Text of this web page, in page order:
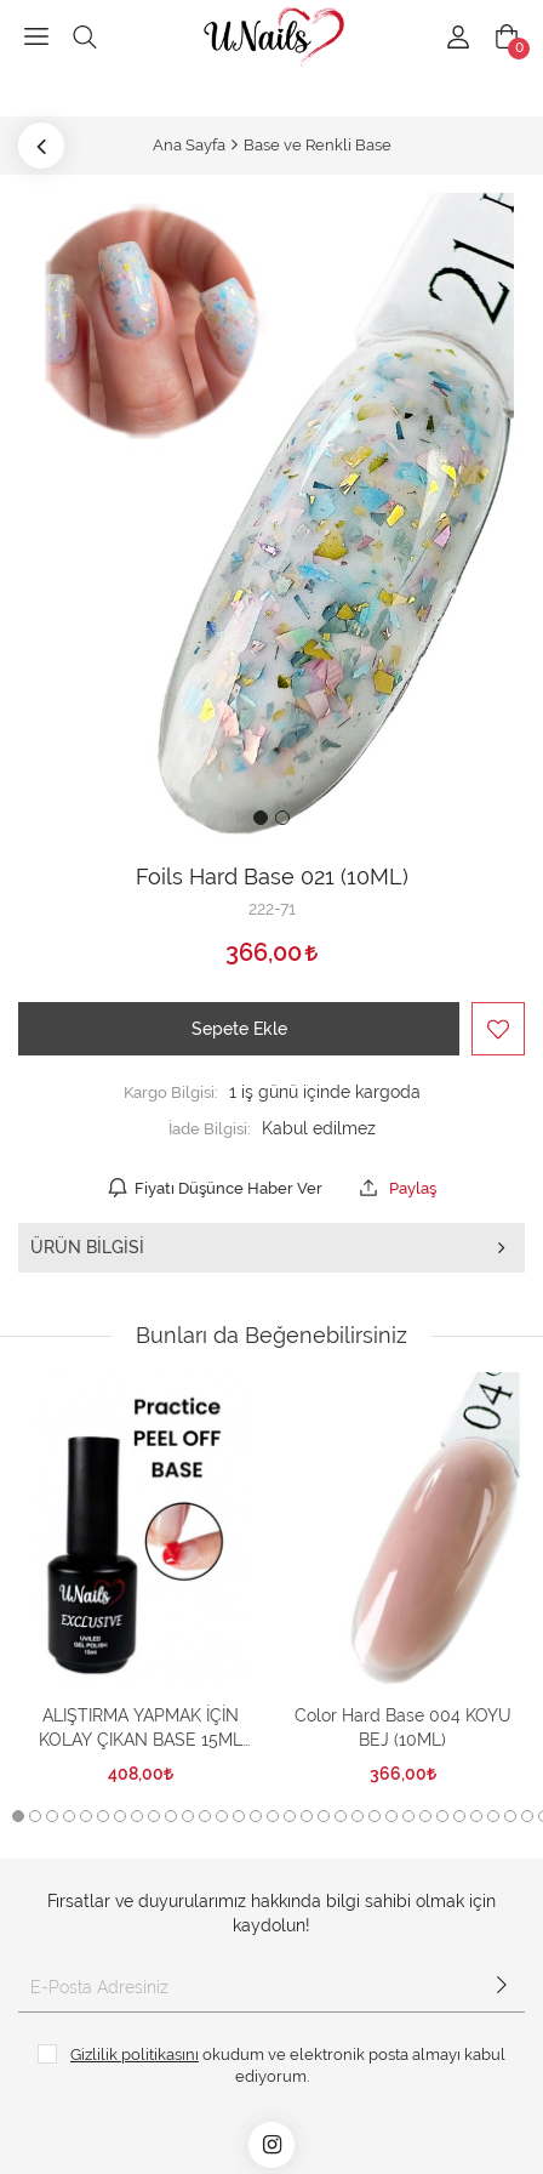
0
Ana Sayfa Base ve Renkli Base
Foils Hard Base 021 (10ML)
222-71
366,00
Sepete Ekle
Kargo Bilgisi:
1 iş günü içinde kargoda
İade Bilgisi:
Fiyatı Düşünce Haber Ver Paylaş
ÜRÜN BILGISI
Bunları da Beğenebilirsiniz
ALIŞTIRMA YAPMAK İÇİN
KOLAY ÇIKAN BASE 15ML
(PRACTICE PEEL-OFF BASE)
408,00
Color Hard Base 004 KOYU
BEJ (10ML)
366,00
Fırsatlar ve duyurularımız hakkında bilgi sahibi olmak için
kaydolun!
Gizlilik politikasını okudum ve elektronik posta almayı kabul
ediyorum.